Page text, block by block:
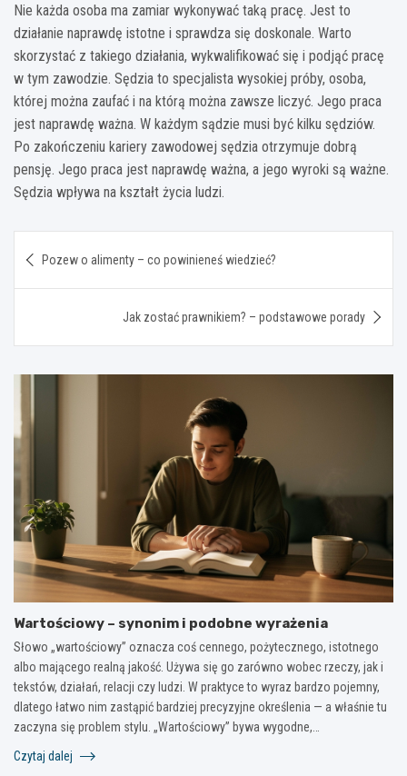
Nie każda osoba ma zamiar wykonywać taką pracę. Jest to
działanie naprawdę istotne i sprawdza się doskonale. Warto
skorzystać z takiego działania, wykwalifikować się i podjąć pracę
w tym zawodzie. Sędzia to specjalista wysokiej próby, osoba,
której można zaufać i na którą można zawsze liczyć. Jego praca
jest naprawdę ważna. W każdym sądzie musi być kilku sędziów.
Po zakończeniu kariery zawodowej sędzia otrzymuje dobrą
pensję. Jego praca jest naprawdę ważna, a jego wyroki są ważne.
Sędzia wpływa na kształt życia ludzi.
wpisu
Pozew o alimenty – co powinieneś wiedzieć?
Jak zostać prawnikiem? – podstawowe porady
Wartościowy – synonim i podobne wyrażenia
Słowo „wartościowy” oznacza coś cennego, pożytecznego, istotnego
albo mającego realną jakość. Używa się go zarówno wobec rzeczy, jak i
tekstów, działań, relacji czy ludzi. W praktyce to wyraz bardzo pojemny,
dlatego łatwo nim zastąpić bardziej precyzyjne określenia — a właśnie tu
zaczyna się problem stylu. „Wartościowy” bywa wygodne,…
Czytaj dalej